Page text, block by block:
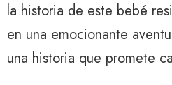
la historia de este bebé
en una emocionante
una historia que promete